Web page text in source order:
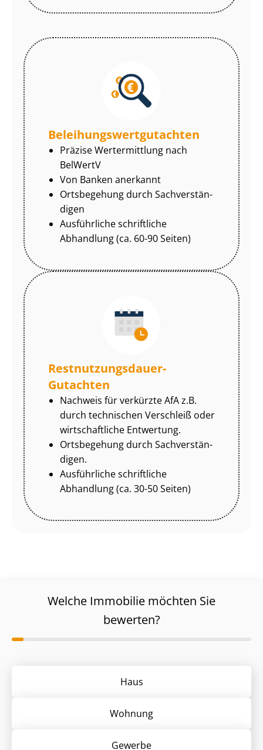
Be­lei­hungs­wert­gut­ach­ten
Präzise Wertermittlung nach
BelWertV
Von Banken anerkannt
Ortsbegehung durch Sach­ver­stän­
di­gen
Ausführliche schriftliche
Abhandlung (ca. 60-90 Seiten)
Rest­nut­zungs­dau­er-
Gutachten
Nachweis für verkürzte AfA z.B.
durch technischen Verschleiß oder
wirtschaftliche Entwertung.
Ortsbegehung durch Sach­ver­stän­
di­gen.
Ausführliche schriftliche
Abhandlung (ca. 30-50 Seiten)
Welche Immobilie möchten Sie
bewerten?
Haus
Wohnung
Gewerbe